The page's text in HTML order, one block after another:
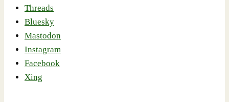
Threads
Bluesky
Mastodon
Instagram
Facebook
Xing